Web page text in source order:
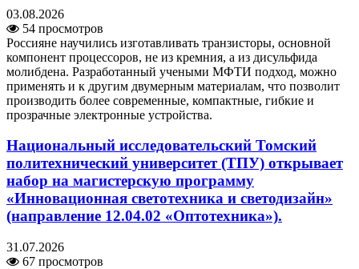
03.08.2026
54 просмотров
Россияне научились изготавливать транзисторы, основной
компонент процессоров, не из кремния, а из дисульфида
молибдена. Разработанный учеными МФТИ подход, можно
применять и к другим двумерным материалам, что позволит
производить более современные, компактные, гибкие и
прозрачные электронные устройства.
Национальный исследовательский Томский
политехнический университет (ТПУ) открывает
набор на магистерскую программу
«Инновационная светотехника и светодизайн»
(направление 12.04.02 «Оптотехника»).
31.07.2026
67 просмотров